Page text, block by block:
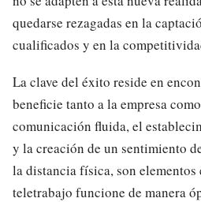
quedarse rezagadas en la
cualificados y en la
La clave del éxito reside en
beneficie tanto a la empresa
comunicación fluida, el
y la creación de un sentimiento
la distancia física, son elementos
teletrabajo funcione de manera